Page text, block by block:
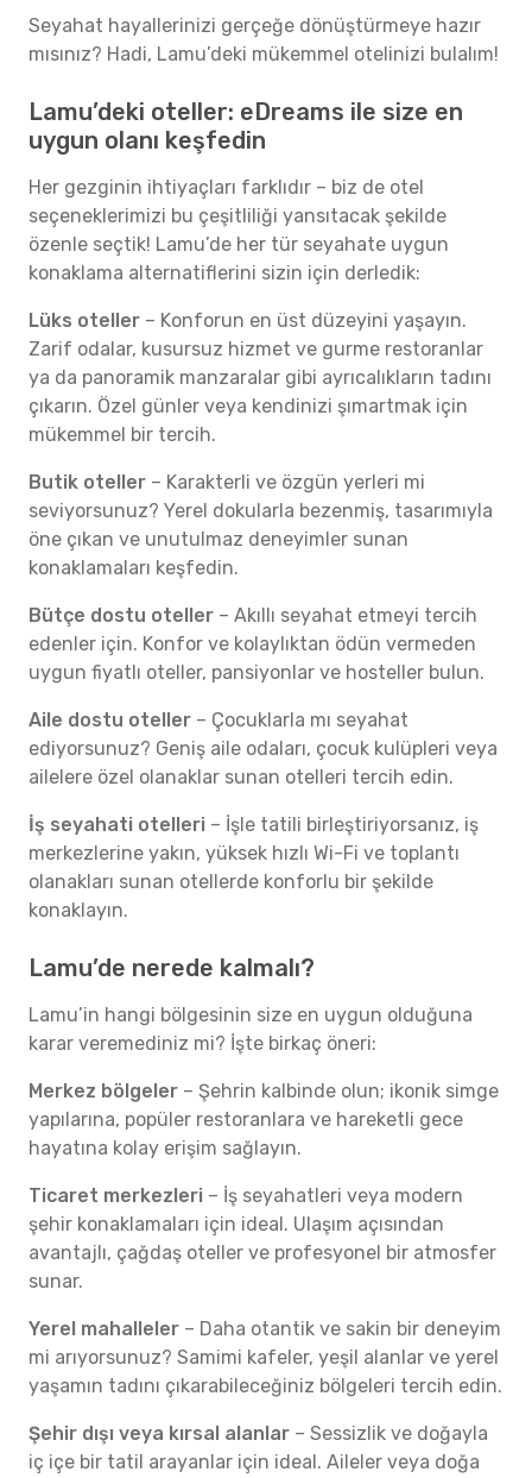
Seyahat hayallerinizi gerçeğe dönüştürmeye hazır
mısınız? Hadi, Lamu’deki mükemmel otelinizi bulalım!
Lamu’deki oteller: eDreams ile size en
uygun olanı keşfedin
Her gezginin ihtiyaçları farklıdır – biz de otel
seçeneklerimizi bu çeşitliliği yansıtacak şekilde
özenle seçtik! Lamu’de her tür seyahate uygun
konaklama alternatiflerini sizin için derledik:
Lüks oteller – Konforun en üst düzeyini yaşayın.
Zarif odalar, kusursuz hizmet ve gurme restoranlar
ya da panoramik manzaralar gibi ayrıcalıkların tadını
çıkarın. Özel günler veya kendinizi şımartmak için
mükemmel bir tercih.
Butik oteller – Karakterli ve özgün yerleri mi
seviyorsunuz? Yerel dokularla bezenmiş, tasarımıyla
öne çıkan ve unutulmaz deneyimler sunan
konaklamaları keşfedin.
Bütçe dostu oteller – Akıllı seyahat etmeyi tercih
edenler için. Konfor ve kolaylıktan ödün vermeden
uygun fiyatlı oteller, pansiyonlar ve hosteller bulun.
Aile dostu oteller – Çocuklarla mı seyahat
ediyorsunuz? Geniş aile odaları, çocuk kulüpleri veya
ailelere özel olanaklar sunan otelleri tercih edin.
İş seyahati otelleri – İşle tatili birleştiriyorsanız, iş
merkezlerine yakın, yüksek hızlı Wi-Fi ve toplantı
olanakları sunan otellerde konforlu bir şekilde
konaklayın.
Lamu’de nerede kalmalı?
Lamu’in hangi bölgesinin size en uygun olduğuna
karar veremediniz mi? İşte birkaç öneri:
Merkez bölgeler – Şehrin kalbinde olun; ikonik simge
yapılarına, popüler restoranlara ve hareketli gece
hayatına kolay erişim sağlayın.
Ticaret merkezleri – İş seyahatleri veya modern
şehir konaklamaları için ideal. Ulaşım açısından
avantajlı, çağdaş oteller ve profesyonel bir atmosfer
sunar.
Yerel mahalleler – Daha otantik ve sakin bir deneyim
mi arıyorsunuz? Samimi kafeler, yeşil alanlar ve yerel
yaşamın tadını çıkarabileceğiniz bölgeleri tercih edin.
Şehir dışı veya kırsal alanlar – Sessizlik ve doğayla
iç içe bir tatil arayanlar için ideal. Aileler veya doğa